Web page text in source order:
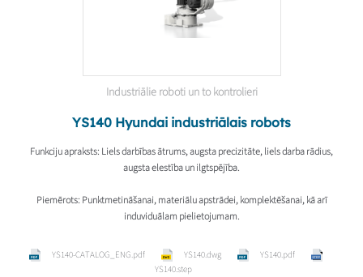
Industriālie roboti un to kontrolieri
YS140 Hyundai industriālais robots
Funkciju apraksts: Liels darbības ātrums, augsta precizitāte, liels darba rādius,
augsta elestība un ilgtspējība.
Piemērots: Punktmetināšanai, materiālu apstrādei, komplektēšanai, kā arī
induviduālam pielietojumam.
YS140-CATALOG_ENG.pdf YS140.dwg
YS140.pdf
YS140.step